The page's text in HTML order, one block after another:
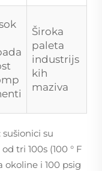
Široka
paleta
industrijs
kih
maziva
su
tri 100s (100 ° F
okoline i 100 psig